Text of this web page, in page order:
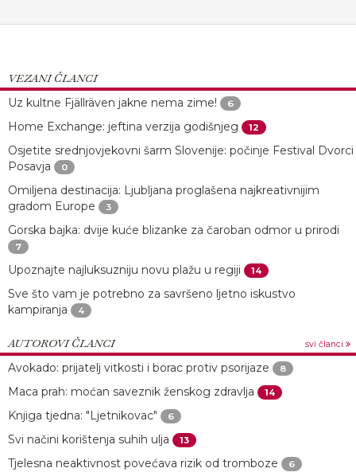
VEZANI ČLANCI
Uz kultne Fjällräven jakne nema zime!
6
Home Exchange: jeftina verzija godišnjeg 12
Osjetite srednjovjekovni šarm Slovenije: počinje Festival Dvorci
Posavja
0
Omiljena destinacija: Ljubljana proglašena najkreativnijim
gradom Europe
3
Gorska bajka: dvije kuće blizanke za čaroban odmor u prirodi
7
Upoznajte najluksuzniju novu plažu u regiji 14
Sve što vam je potrebno za savršeno ljetno iskustvo
kampiranja
4
AUTOROVI ČLANCI svi članci
Avokado: prijatelj vitkosti i borac protiv psorijaze 8
Maca prah: moćan saveznik ženskog zdravlja 14
Knjiga tjedna: "Ljetnikovac" 6
Svi načini korištenja suhih ulja 13
Tjelesna neaktivnost povećava rizik od tromboze 6